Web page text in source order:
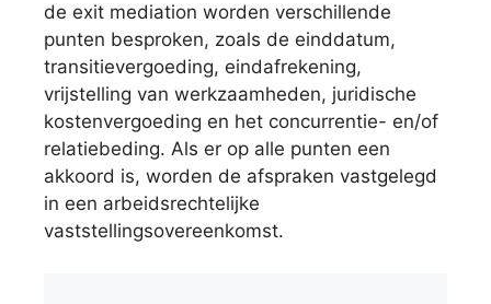
de exit mediation worden verschillende
punten besproken, zoals de einddatum,
transitievergoeding, eindafrekening,
vrijstelling van werkzaamheden, juridische
kostenvergoeding en het concurrentie- en/of
relatiebeding. Als er op alle punten een
akkoord is, worden de afspraken vastgelegd
in een arbeidsrechtelijke
vaststellingsovereenkomst.